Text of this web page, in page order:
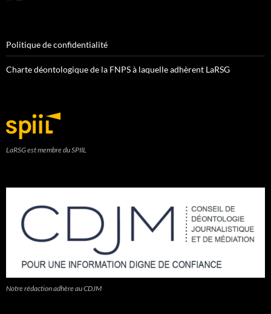
Politique de confidentialité
Charte déontologique de la FNPS à laquelle adhèrent LaRSG
LaRSG est membre du SPIIL
Notre rédaction adhère au CDJM